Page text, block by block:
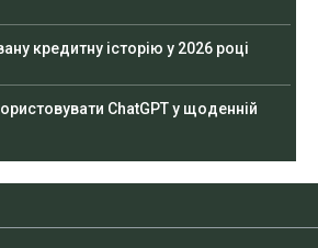
кредитну історію у 2026 році
ChatGPT у щоденній